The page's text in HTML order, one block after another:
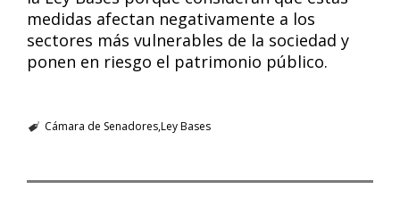
medidas afectan negativamente a los
sectores más vulnerables de la sociedad y
ponen en riesgo el patrimonio público.
Cámara de SenadoresLey Bases